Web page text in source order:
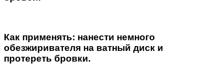
Как применять: нанести немного
обезжиривателя на ватный диск и
протереть бровки.